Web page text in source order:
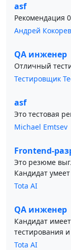
asf
Рекомендация
Андрей Кокорев
QA инженер
Отличный
Тестировщик
asf
Это тестовая
Michael Emtsev
Frontend-
Это резюме
Кандидат
Tota AI
QA инженер
Кандидат
тестирования
Tota AI